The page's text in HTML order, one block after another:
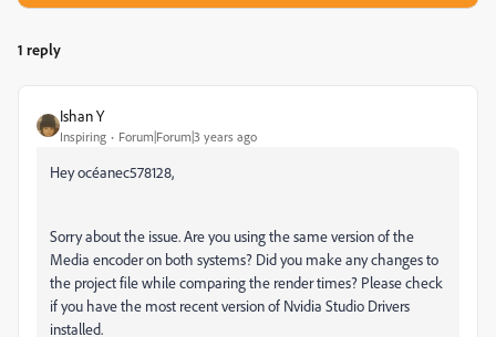
1 reply
Ishan Y
Inspiring Forum|Forum|3 years ago
Heyocéanec578128,
Sorry about the issue. Are you using the same version of the
Media encoder on both systems? Did you make any changes to
the project file while comparing the render times? Please check
if you have the most recent version of Nvidia Studio Drivers
installed.